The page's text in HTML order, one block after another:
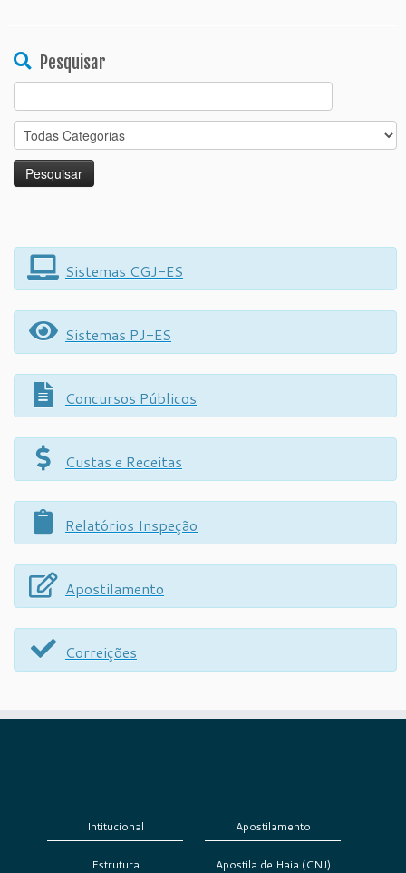
Pesquisar
Search
for:
Sistemas CGJ-ES
Sistemas PJ-ES
Concursos Públicos
Custas e Receitas
Relatórios Inspeção
Apostilamento
Correições
Intitucional
Estrutura
Apostilamento
Apostila de Haia (CNJ)